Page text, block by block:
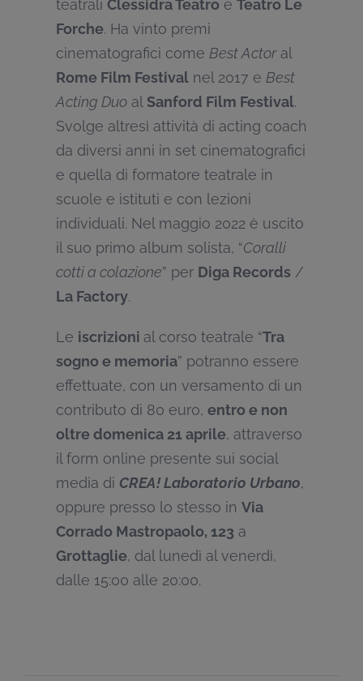
teatrali Clessidra Teatroe Teatro Le
Forche. Ha vinto premi
cinematografici come Best Actoral
Rome Film Festivalnel 2017 e Best
Acting Duoal Sanford Film Festival.
Svolge altresì attività di acting coach
da diversi anni in set cinematografici
e quella di formatore teatrale in
scuole e istituti e con lezioni
individuali. Nel maggio 2022 è uscito
il suo primo album solista, “Coralli
cotti a colazione” per Diga Records /
La Factory.
Le iscrizioni al corso teatrale “Tra
sogno e memoria” potranno essere
effettuate, con un versamento di un
contributo di 80 euro, entro e non
oltre domenica 21 aprile, attraverso
il form online presente sui social
media di CREA! Laboratorio Urbano,
oppure presso lo stesso in Via
Corrado Mastropaolo, 123 a
Grottaglie, dal lunedì al venerdì,
dalle 15:00 alle 20:00.